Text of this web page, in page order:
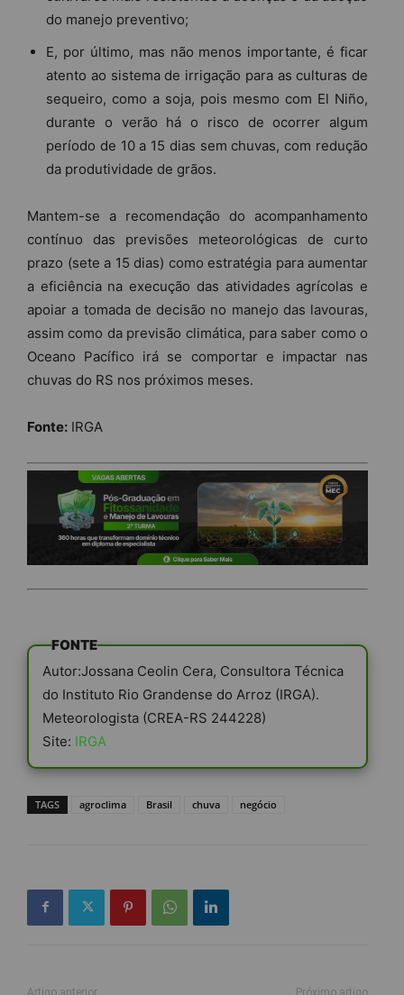
do manejo preventivo;
E, por último, mas não menos importante, é ficar
atento ao sistema de irrigação para as culturas de
sequeiro, como a soja, pois mesmo com El Niño,
durante o verão há o risco de ocorrer algum
período de 10 a 15 dias sem chuvas, com redução
da produtividade de grãos.
Mantem-se a recomendação do acompanhamento
contínuo das previsões meteorológicas de curto
prazo (sete a 15 dias) como estratégia para aumentar
a eficiência na execução das atividades agrícolas e
apoiar a tomada de decisão no manejo das lavouras,
assim como da previsão climática, para saber como o
Oceano Pacífico irá se comportar e impactar nas
chuvas do RS nos próximos meses.
Fonte: IRGA
FONTE
Autor:Jossana Ceolin Cera, Consultora Técnica
do Instituto Rio Grandense do Arroz (IRGA).
Meteorologista (CREA-RS 244228)
Site: IRGA
TAGS agroclima Brasil chuva negócio
Artigo anterior Próximo artigo